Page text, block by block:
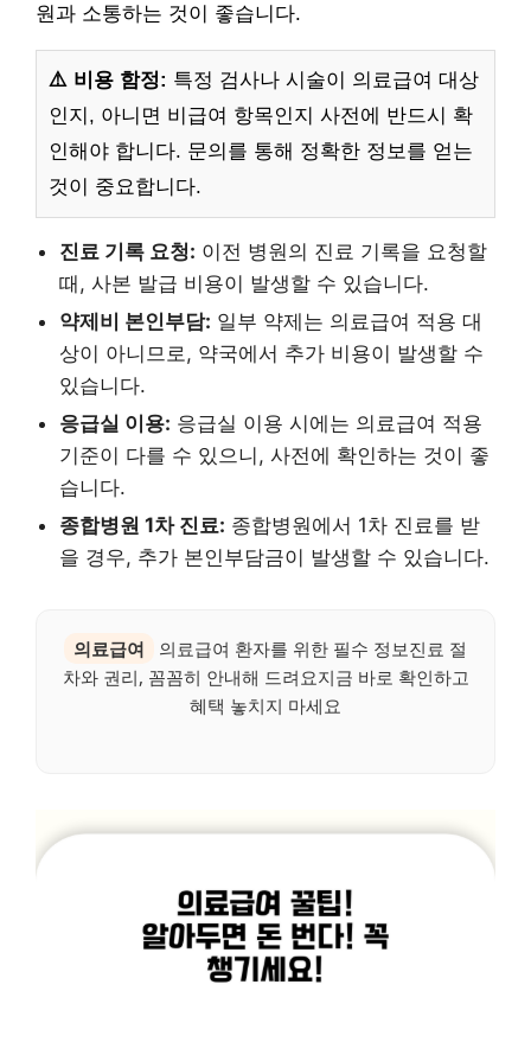
원과 소통하는 것이 좋습니다.
⚠️ 비용 함정: 특정 검사나 시술이 의료급여 대상
인지, 아니면 비급여 항목인지 사전에 반드시 확
인해야 합니다. 문의를 통해 정확한 정보를 얻는
것이 중요합니다.
진료 기록 요청: 이전 병원의 진료 기록을 요청할
때, 사본 발급 비용이 발생할 수 있습니다.
약제비 본인부담: 일부 약제는 의료급여 적용 대
상이 아니므로, 약국에서 추가 비용이 발생할 수
있습니다.
응급실 이용: 응급실 이용 시에는 의료급여 적용
기준이 다를 수 있으니, 사전에 확인하는 것이 좋
습니다.
종합병원 1차 진료: 종합병원에서 1차 진료를 받
을 경우, 추가 본인부담금이 발생할 수 있습니다.
의료급여
의료급여 환자를 위한 필수 정보진료 절
차와 권리, 꼼꼼히 안내해 드려요지금 바로 확인하고
혜택 놓치지 마세요